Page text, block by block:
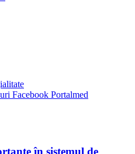
Facebook Portalmed